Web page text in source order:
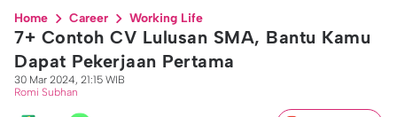
Home Career Working Life
7+ Contoh CV Lulusan SMA, Bantu Kamu
Dapat Pekerjaan Pertama
30 Mar 2024, 21:15 WIB
Romi Subhan